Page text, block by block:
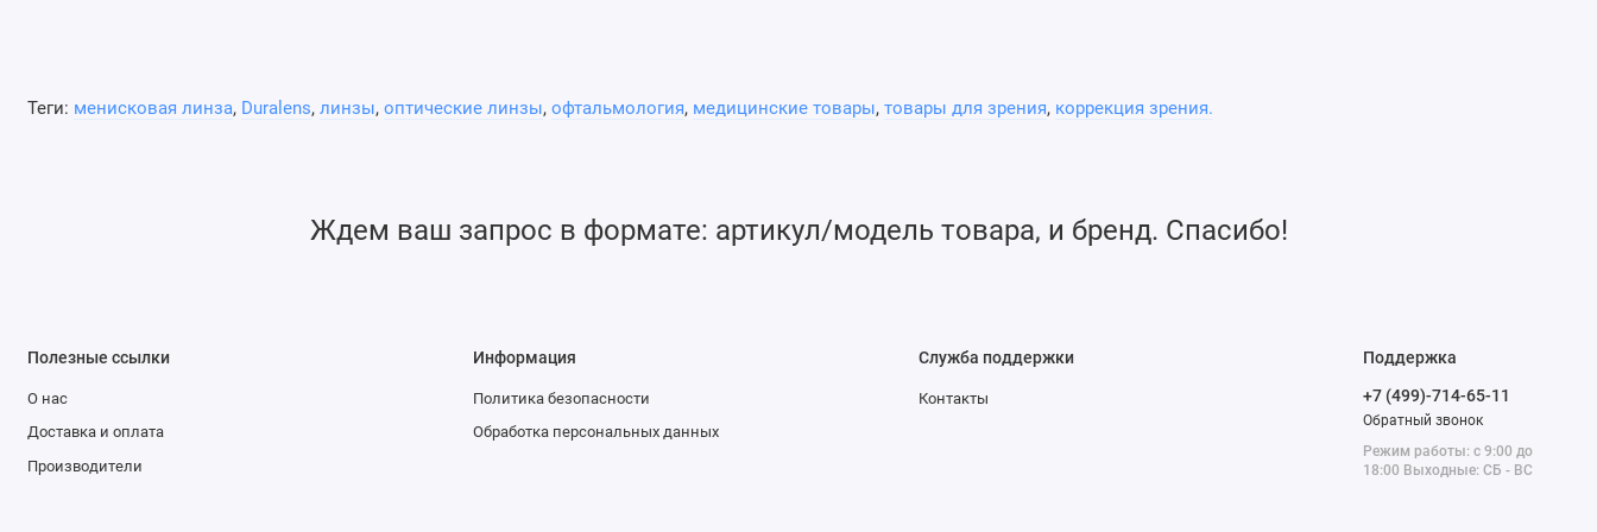
Теги: менисковая линза, Duralens, линзы, оптические линзы, офтальмология, медицинские товары, товары для зрения, коррекция зрения.
Ждем ваш запрос в формате: артикул/модель товара, и бренд. Спасибо!
Полезные ссылки
О нас
Доставка и оплата
Производители
Информация
Политика безопасности
Обработка персональных данных
Служба поддержки
Контакты
Поддержка
+7 (499)-714-65-11
Обратный звонок
Режим работы: с 9:00 до
18:00 Выходные: СБ - ВС